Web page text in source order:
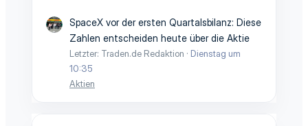
SpaceX vor der ersten Quartalsbilanz: Diese
Zahlen entscheiden heute über die Aktie
Letzter: Traden.de Redaktion
Dienstag um
10:35
Aktien